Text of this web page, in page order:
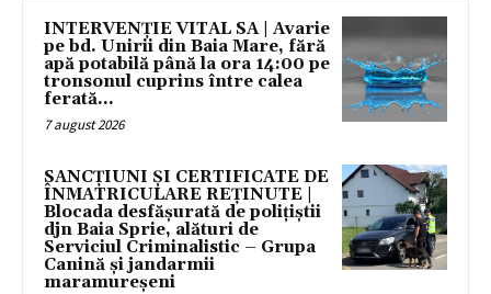
INTERVENȚIE VITAL SA | Avarie
pe bd. Unirii din Baia Mare, fără
apă potabilă până la ora 14:00 pe
tronsonul cuprins între calea
ferată...
7 august 2026
SANCȚIUNI ȘI CERTIFICATE DE
ÎNMATRICULARE REȚINUTE |
Blocada desfășurată de polițiștii
djn Baia Sprie, alături de
Serviciul Criminalistic – Grupa
Canină și jandarmii
maramureșeni